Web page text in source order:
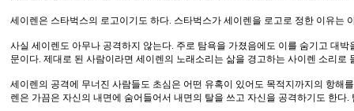
세이렌은 스타벅스의 로고이기도 하다. 스타벅스가 세이렌을 로고로 정한 이유는
사실 세이렌도 아무나 공격하지 않는다. 주로 탐욕을 가졌음에도 이를 숨기고 대
문이다. 제대로 된 사람이라면 세이렌의 노래소리는 삶을 경고하는 사이렌 소리
세이렌의 공격에 무너진 사람들도 초심은 어떤 유혹이 있어도 목적지까지의 항해
렌은 가끔은 자신의 내면에 숨어들어서 내면의 탈을 쓰고 자신을 공격하기도 한